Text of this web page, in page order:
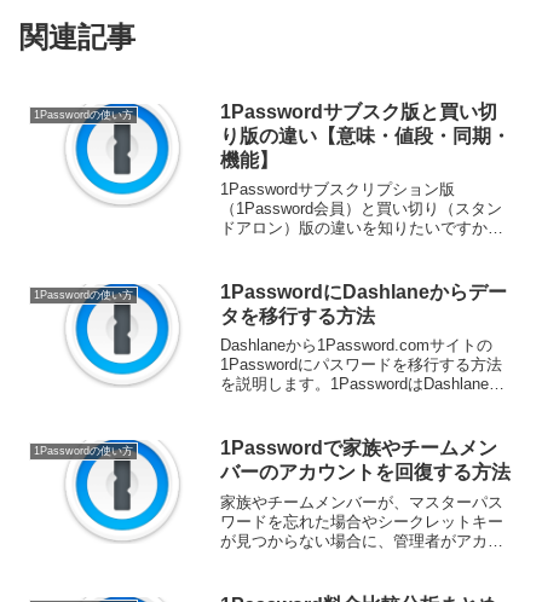
関連記事
1Passwordの使い方
1Passwordサブスク版と買い切
り版の違い【意味・値段・同期・
機能】
1Passwordサブスクリプション版
（1Password会員）と買い切り（スタン
ドアロン）版の違いを知りたいですか？
やデータを同期する方法、機能面での違
いをご...
1Passwordの使い方
1PasswordにDashlaneからデー
タを移行する方法
Dashlaneから1Password.comサイトの
1Passwordにパスワードを移行する方法
を説明します。1PasswordはDashlaneか
と：「Das...
1Passwordの使い方
1Passwordで家族やチームメン
バーのアカウントを回復する方法
家族やチームメンバーが、マスターパス
ワードを忘れた場合やシークレットキー
が見つからない場合に、管理者がアカウ